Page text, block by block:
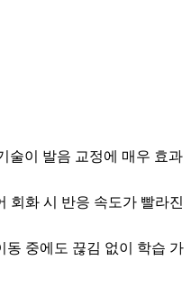
술이 발음 교정에 매우 효과
회화 시 반응 속도가 빨라진
동 중에도 끊김 없이 학습 가